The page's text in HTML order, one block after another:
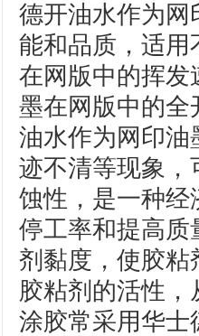
德开油水作为网
能和品质，适用
在网版中的挥发
墨在网版中的全
油水作为网印油
迹不清等现象，
蚀性，是一种经
停工率和提高质
剂黏度，使胶粘
胶粘剂的活性
涂胶常采用华士